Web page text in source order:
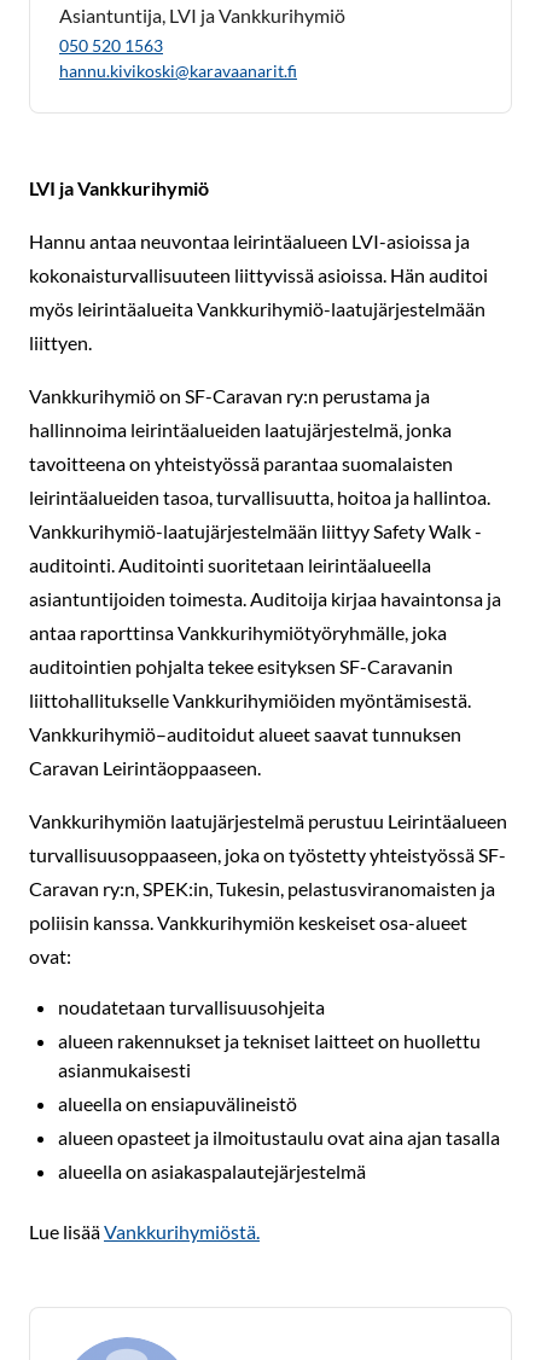
Asiantuntija, LVI ja Vankkurihymiö
050 520 1563
hannu.kivikoski@karavaanarit.fi
LVI ja Vankkurihymiö
Hannu antaa neuvontaa leirintäalueen LVI-asioissa ja
kokonaisturvallisuuteen liittyvissä asioissa. Hän auditoi
myös leirintäalueita Vankkurihymiö-laatujärjestelmään
liittyen.
Vankkurihymiö on SF-Caravan ry:n perustama ja
hallinnoima leirintäalueiden laatujärjestelmä, jonka
tavoitteena on yhteistyössä parantaa suomalaisten
leirintäalueiden tasoa, turvallisuutta, hoitoa ja hallintoa.
Vankkurihymiö-laatujärjestelmään liittyy Safety Walk -
auditointi. Auditointi suoritetaan leirintäalueella
asiantuntijoiden toimesta. Auditoija kirjaa havaintonsa ja
antaa raporttinsa Vankkurihymiötyöryhmälle, joka
auditointien pohjalta tekee esityksen SF-Caravanin
liittohallitukselle Vankkurihymiöiden myöntämisestä.
Vankkurihymiö–auditoidut alueet saavat tunnuksen
Caravan Leirintäoppaaseen.
Vankkurihymiön laatujärjestelmä perustuu Leirintäalueen
turvallisuusoppaaseen, joka on työstetty yhteistyössä SF-
Caravan ry:n, SPEK:in, Tukesin, pelastusviranomaisten ja
poliisin kanssa. Vankkurihymiön keskeiset osa-alueet
ovat:
noudatetaan turvallisuusohjeita
alueen rakennukset ja tekniset laitteet on huollettu
asianmukaisesti
alueella on ensiapuvälineistö
alueen opasteet ja ilmoitustaulu ovat aina ajan tasalla
alueella on asiakaspalautejärjestelmä
Lue lisääVankkurihymiöstä.